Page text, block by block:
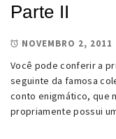
Parte II
NOVEMBRO 2, 2011
Você pode conferir a
seguinte da famosa
conto enigmático, que
propriamente possui